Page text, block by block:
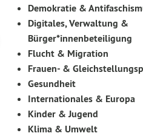
Demokratie &
Digitales, Verwaltung &
Bürger*innenbeteiligung
Flucht & Migration
Frauen- &
Gesundheit
Internationales & Europa
Kinder & Jugend
Klima & Umwelt